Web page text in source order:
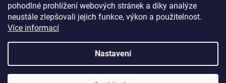
pohodlné prohlížení webových stránek a díky analýze
neustále zlepšovali jejich funkce, výkon a použitelnost.
Více informací
Nastavení
Vytvořil Shoptet